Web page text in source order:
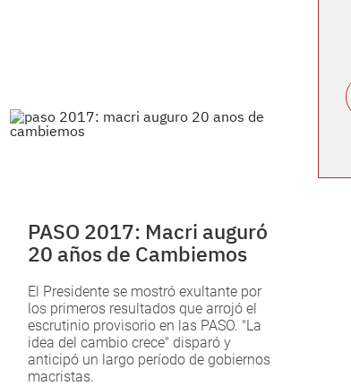
PASO 2017: Macri auguró
20 años de Cambiemos
El Presidente se mostró exultante por
los primeros resultados que arrojó el
escrutinio provisorio en las PASO. "La
idea del cambio crece" disparó y
anticipó un largo período de gobiernos
macristas.